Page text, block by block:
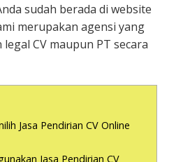
sudah berada di website
merupakan agensi yang
CV maupun PT secara
Jasa Pendirian CV Online
Jasa Pendirian CV